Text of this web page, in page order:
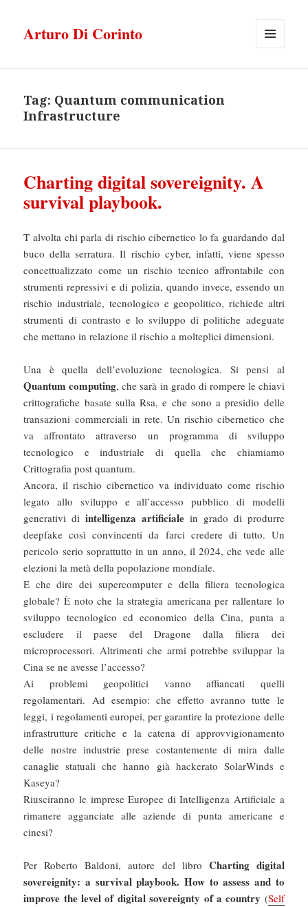
Arturo Di Corinto
Tag: Quantum communication
Infrastructure
Charting digital sovereignity. A
survival playbook.
T alvolta chi parla di rischio cibernetico lo fa guardando dal
buco della serratura. Il rischio cyber, infatti, viene spesso
concettualizzato come un rischio tecnico affrontabile con
strumenti repressivi e di polizia, quando invece, essendo un
rischio industriale, tecnologico e geopolitico, richiede altri
strumenti di contrasto e lo sviluppo di politiche adeguate
che mettano in relazione il rischio a molteplici dimensioni.
Una è quella dell’evoluzione tecnologica. Si pensi al
Quantum computing, che sarà in grado di rompere le chiavi
crittografiche basate sulla Rsa, e che sono a presidio delle
transazioni commerciali in rete. Un rischio cibernetico che
va affrontato attraverso un programma di sviluppo
tecnologico e industriale di quella che chiamiamo
Crittografia post quantum.
Ancora, il rischio cibernetico va individuato come rischio
legato allo sviluppo e all’accesso pubblico di modelli
generativi diintelligenza artificiale in grado di produrre
deepfake così convincenti da farci credere di tutto. Un
pericolo serio soprattutto in un anno, il 2024, che vede alle
elezioni la metà della popolazione mondiale.
E che dire dei supercomputer e della filiera tecnologica
globale? È noto che la strategia americana per rallentare lo
sviluppo tecnologico ed economico della Cina, punta a
escludere il paese del Dragone dalla filiera dei
microprocessori. Altrimenti che armi potrebbe sviluppar la
Cina se ne avesse l’accesso?
Ai problemi geopolitici vanno affiancati quelli
regolamentari. Ad esempio: che effetto avranno tutte le
leggi, i regolamenti europei, per garantire la protezione delle
infrastrutture critiche e la catena di approvvigionamento
delle nostre industrie prese costantemente di mira dalle
canaglie statuali che hanno già hackerato SolarWinds e
Kaseya?
Riusciranno le imprese Europee di Intelligenza Artificiale a
rimanere agganciate alle aziende di punta americane e
cinesi?
Per Roberto Baldoni, autore del libro Charting digital
sovereignity: a survival playbook. How to assess and to
improve the level of digital sovereignty of a country (Self